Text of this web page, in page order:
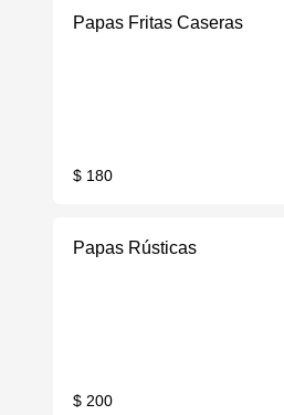
Papas Fritas Caseras
$ 180
Papas Rústicas
$ 200